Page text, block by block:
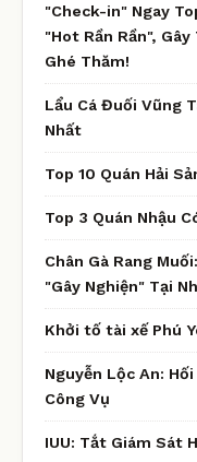
"Check-in" Ngay
"Hot Rần Rần",
Ghé Thăm!
Lẩu Cá Đuối Vũng
Nhất
Top 10 Quán Hải
Top 3 Quán Nhậu
Chân Gà Rang
"Gây Nghiện" Tại
Khởi tố tài xế Phú
Nguyễn Lộc An:
Công Vụ
IUU: Tắt Giám Sát